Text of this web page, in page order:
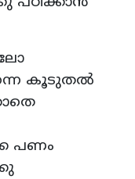
കൂടുതൽ
പണം